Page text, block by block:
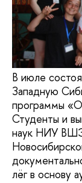
В июле
Западную
программы
Студенты и
наук НИУ ВШЭ
лёг в основу